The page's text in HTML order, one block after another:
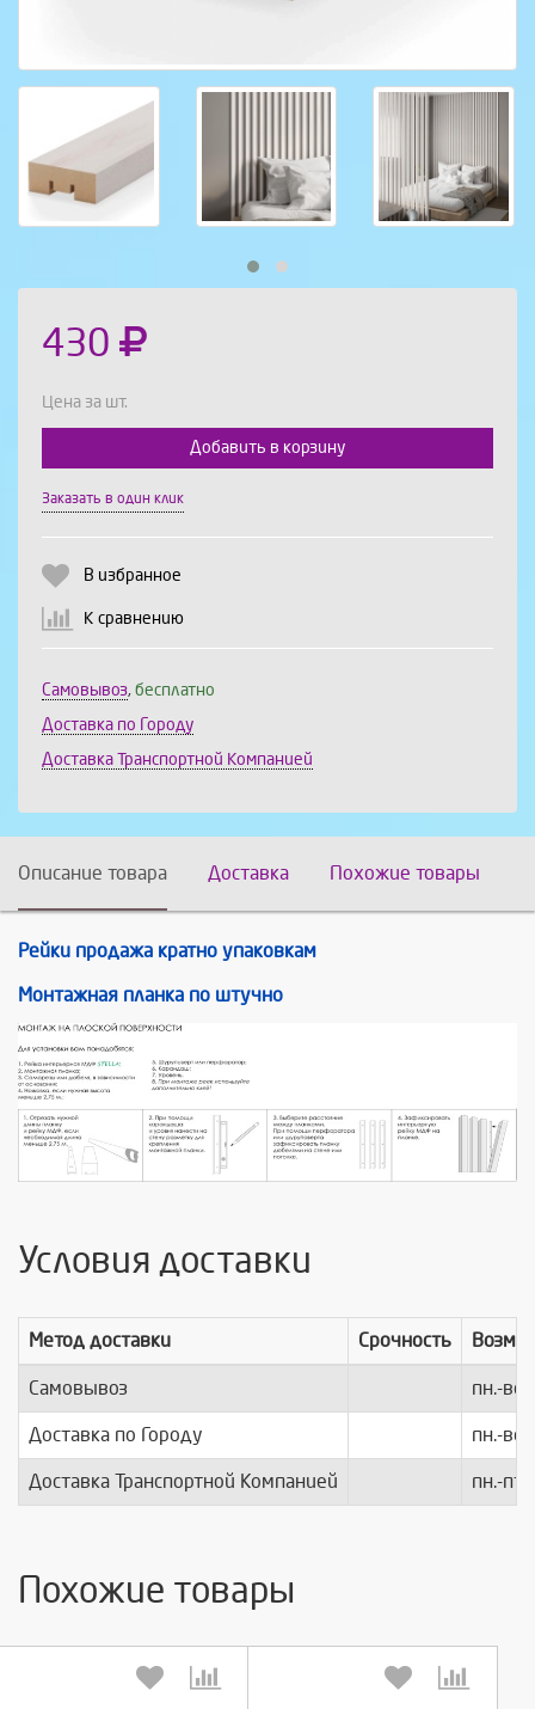
430
Цена за шт.
Добавить в корзину
Заказать в один клик
В избранное
К сравнению
Самовывоз, бесплатно
Доставка по Городу
Доставка Транспортной Компанией
Описание товара Доставка Похожие товары
Рейки продажа кратно упаковкам
Монтажная планка по штучно
Условия доставки
Метод доставки Срочность
Самовывоз пн.-вс.
Доставка по Городу пн.-вс.
Доставка Транспортной Компанией пн.-пт.
Похожие товары